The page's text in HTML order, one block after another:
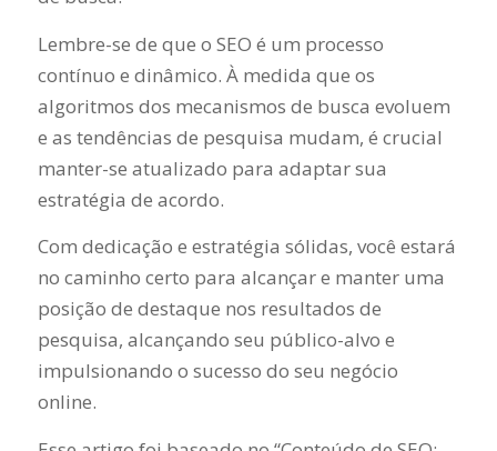
Lembre-se de que o SEO é um processo
contínuo e dinâmico. À medida que os
algoritmos dos mecanismos de busca evoluem
e as tendências de pesquisa mudam, é crucial
manter-se atualizado para adaptar sua
estratégia de acordo.
Com dedicação e estratégia sólidas, você estará
no caminho certo para alcançar e manter uma
posição de destaque nos resultados de
pesquisa, alcançando seu público-alvo e
impulsionando o sucesso do seu negócio
online.